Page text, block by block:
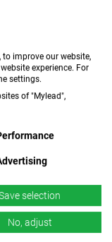
improve our website,
experience. For
settings.
of "Mylead",
selection
No, adjust